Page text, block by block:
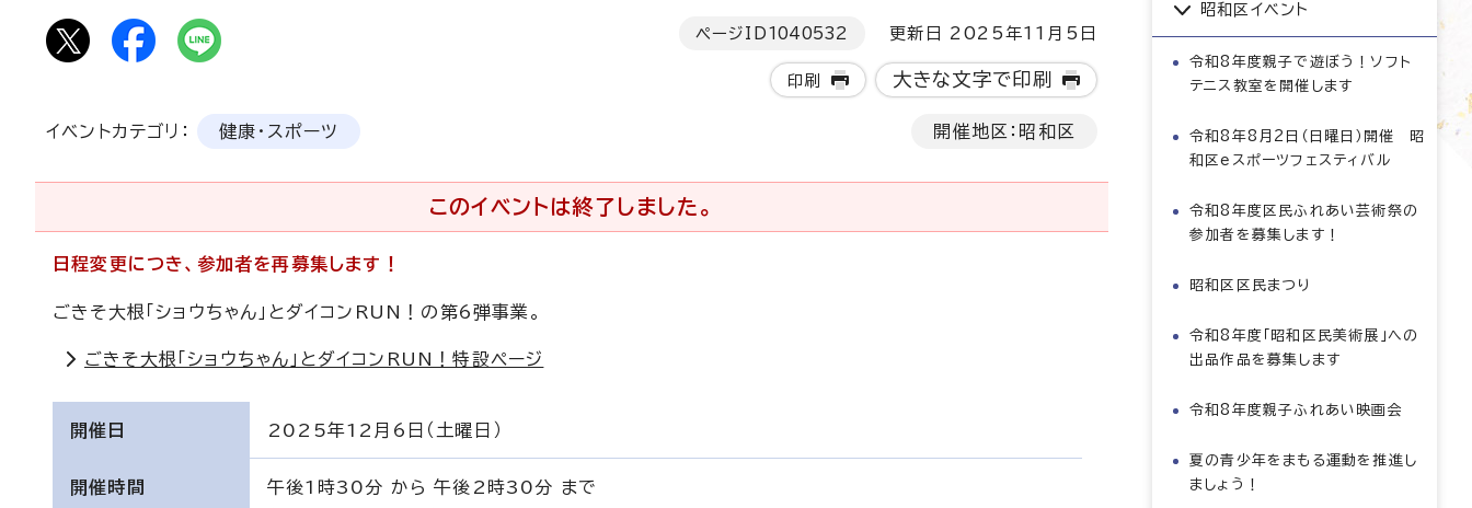
ページID 1040532 更新日 2025年11月5日
印刷 大きな文字で印刷
イベントカテゴリ： 健康・スポーツ 開催地区：昭和区
このイベントは終了しました。
日程変更につき、参加者を再募集します！
ごきそ大根「ショウちゃん」とダイコンRUN！の第6弾事業。
ごきそ大根「ショウちゃん」とダイコンRUN！特設ページ
開催日 2025年12月6日（土曜日）
開催時間
午後1時30分 から 午後2時30分 まで
昭和区イベント
令和8年度親子で遊ぼう！ソフト
テニス教室を開催します
令和8年8月2日（日曜日）開催 昭
和区eスポーツフェスティバル
令和8年度区民ふれあい芸術祭の
参加者を募集します！
昭和区区民まつり
令和8年度「昭和区民美術展」への
出品作品を募集します
令和8年度親子ふれあい映画会
夏の青少年をまもる運動を推進し
ましょう！